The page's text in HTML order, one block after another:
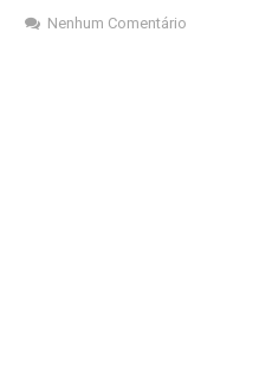
Nenhum Comentário